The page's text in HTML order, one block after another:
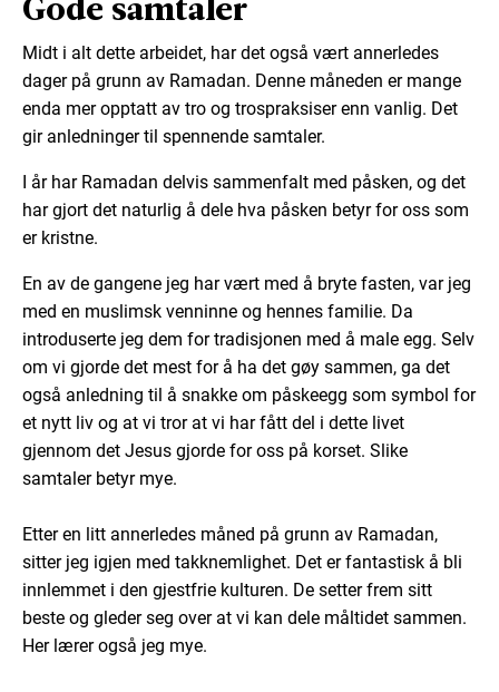
Midt i alt dette arbeidet, har det også vært annerledes
dager på grunn av Ramadan. Denne måneden er mange
enda mer opptatt av tro og trospraksiser enn vanlig. Det
gir anledninger til spennende samtaler.
I år har Ramadan delvis sammenfalt med påsken, og det
har gjort det naturlig å dele hva påsken betyr for oss som
er kristne.
En av de gangene jeg har vært med å bryte fasten, var jeg
med en muslimsk venninne og hennes familie. Da
introduserte jeg dem for tradisjonen med å male egg. Selv
om vi gjorde det mest for å ha det gøy sammen, ga det
også anledning til å snakke om påskeegg som symbol for
et nytt liv og at vi tror at vi har fått del i dette livet
gjennom det Jesus gjorde for oss på korset. Slike
samtaler betyr mye.
Etter en litt annerledes måned på grunn av Ramadan,
sitter jeg igjen med takknemlighet. Det er fantastisk å bli
innlemmet i den gjestfrie kulturen. De setter frem sitt
beste og gleder seg over at vi kan dele måltidet sammen.
Her lærer også jeg mye.